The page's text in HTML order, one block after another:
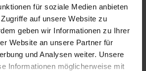
für soziale Medien anbieten
auf unsere Website zu
geben wir Informationen zu Ihrer
Website an unsere Partner für
und Analysen weiter. Unsere
Informationen möglicherweise mit
die stilisierten Formen von Blatt, Blüte
Gegenüberstellung von Nadel und
kann man auch einen Laubbaum mit
Eizelle und Samenzelle erkennen.